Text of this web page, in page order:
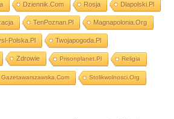
Dziennik.com Rosja Dlapolski.pl
TenPoznan.pl Magnapolonia.org
Polska.pl Twojapogoda.pl
Zdrowie Prisonplanet.pl Religia
Gazetawarszawska.com Stolikwolnosci.org